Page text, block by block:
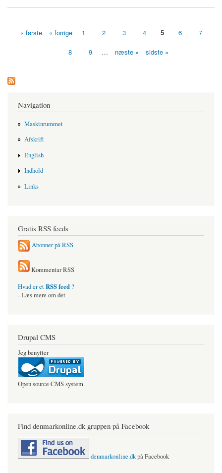
« første « forrige 1 2 3 4 5 6 7
8 9 … næste » sidste »
Navigation
Maskinrummet
Afskrift
English
Indhold
Links
Gratis RSS feeds
Abonner på RSS
Kommentar RSS
Hvad er etRSS feed ?
- Læs mere om det
Drupal CMS
Jeg benytter
Open source CMS system.
Find denmarkonline.dk gruppen på Facebook
denmarkonline.dkpå Facebook